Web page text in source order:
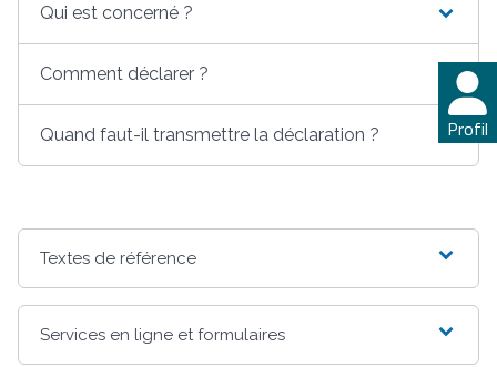
Profil
Qui est concerné ?
Comment déclarer ?
Quand faut-il transmettre la déclaration ?
Textes de référence
Services en ligne et formulaires